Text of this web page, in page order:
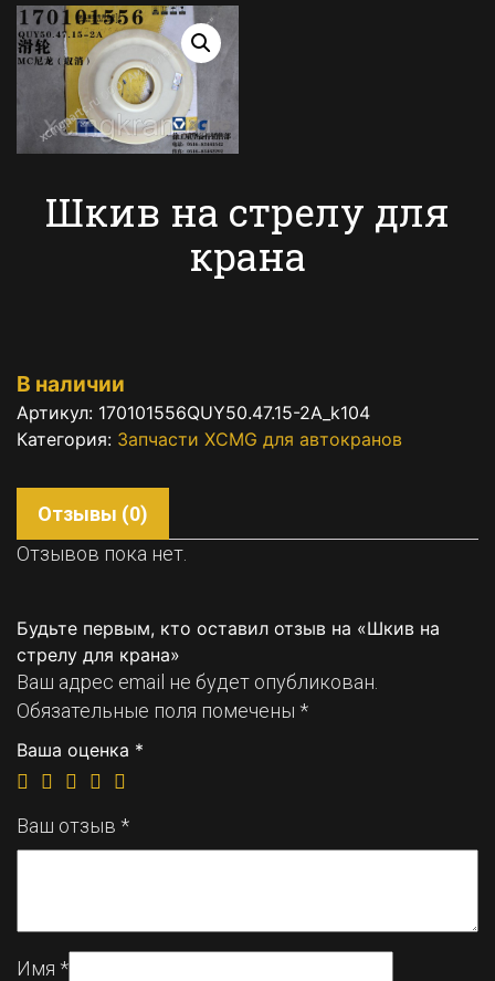
Шкив на стрелу для
крана
В наличии
Артикул: 170101556QUY50.47.15-2A_k104
Категория: Запчасти XCMG для автокранов
Отзывы (0)
Отзывов пока нет.
Будьте первым, кто оставил отзыв на «Шкив на
стрелу для крана»
Ваш адрес email не будет опубликован.
Обязательные поля помечены *
Ваша оценка *
Ваш отзыв *
Имя *